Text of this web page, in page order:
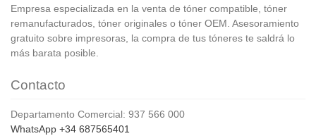
Empresa especializada en la venta de tóner compatible, tóner
remanufacturados, tóner originales o tóner OEM. Asesoramiento
gratuito sobre impresoras, la compra de tus tóneres te saldrá lo
más barata posible.
Contacto
Departamento Comercial: 937 566 000
WhatsApp +34 687565401